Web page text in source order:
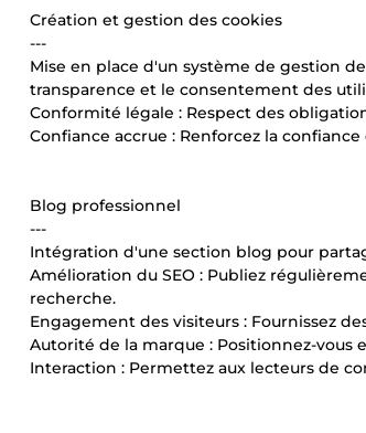
Création et gestion des cookies
---
Mise en place d'un système de gestion
transparence et le consentement des
Conformité légale : Respect des
Confiance accrue : Renforcez la
Blog professionnel
---
Intégration d'une section blog pour
Amélioration du SEO : Publiez
recherche.
Engagement des visiteurs : Fournissez
Autorité de la marque : Positionnez-vous
Interaction : Permettez aux lecteurs de